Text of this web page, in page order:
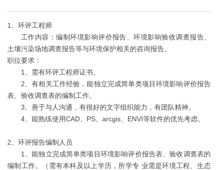
1、环评工程师
工作内容：编制环境影响评价报告、环境影响验收调查报告、
土壤污染场地调查报告等与环境保护相关的咨询报告。
职位要求：
1、需有环评工程师证书。
2、有相关工作经验，能独立完成简单类项目环境影响评价报告
表、验收调查表的编制工作。
3、善于与人沟通，有很好的文字组织能力，有团队精神。
4、能熟练使用CAD、PS、arcgis、ENVI等软件的优先考虑。
2、环评报告编制人员
1、能独立完成简单类项目环境影响评价报告表、验收调查表的
编制工作。（需有本科及以上学历，所学专 业需是环境工程、生态